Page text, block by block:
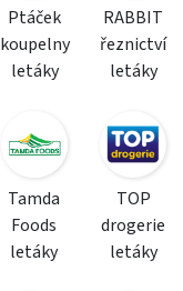
Ptáček
koupelny
letáky
RABBIT
řeznictví
letáky
Tamda
Foods
letáky
TOP
drogerie
letáky